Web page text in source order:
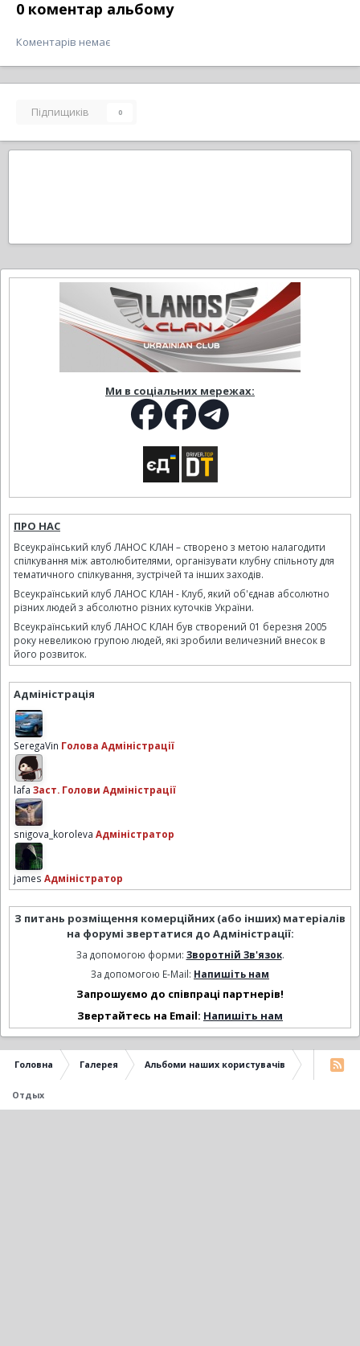
0 коментар альбому
Коментарів немає
Підпищиків 0
Ми в соціальних мережах:
ПРО НАС
Всеукраїнський клуб ЛАНОС КЛАН – створено з метою налагодити
спілкування між автолюбителями, організувати клубну спільноту для
тематичного спілкування, зустрічей та інших заходів.
Всеукраїнський клуб ЛАНОС КЛАН - Клуб, який об'єднав абсолютно
різних людей з абсолютно різних куточків України.
Всеукраїнський клуб ЛАНОС КЛАН був створений 01 березня 2005
року невеликою групою людей, які зробили величезний внесок в
його розвиток.
Адміністрація
SeregaVin Голова Адміністрації
lafa Заст. Голови Адміністрації
snigova_koroleva Адміністратор
james Адміністратор
З питань розміщення комерційних (або інших) матеріалів
на форумі звертатися до Адміністрації:
За допомогою форми: Зворотній Зв'язок.
За допомогою E-Mail: Напишіть нам
Запрошуємо до співпраці партнерів!
Звертайтесь на Email: Напишіть нам
Головна Галерея Альбоми наших користувачів
Отдых